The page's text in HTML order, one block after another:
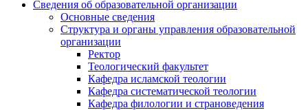
Сведения об образовательной организации
Основные сведения
Структура и органы управления образовательной
организации
Ректор
Теологический факультет
Кафедра исламской теологии
Кафедра систематической теологии
Кафедра филологии и страноведения